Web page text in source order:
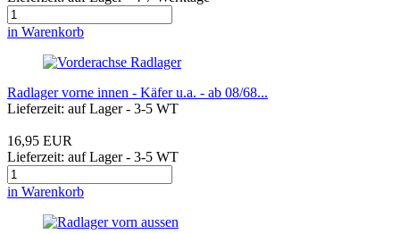
in Warenkorb
Radlager vorne innen - Käfer u.a. - ab 08/68...
Lieferzeit: auf Lager - 3-5 WT
16,95 EUR
Lieferzeit: auf Lager - 3-5 WT
in Warenkorb